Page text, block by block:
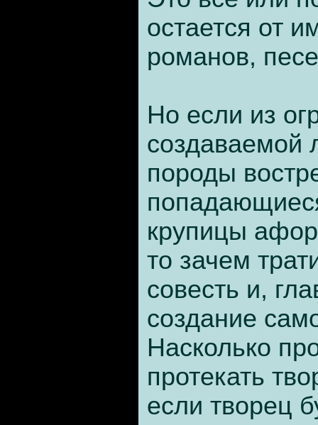
остается от
романов,
Но если из
создаваемой
породы
крупицы
то зачем
совесть и,
создание
Насколько
протекать
если творец